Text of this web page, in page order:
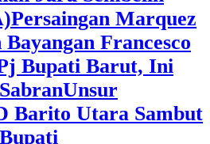
Persaingan Marquez
Francesco
Bupati Barut, Ini
Unsur
Barito Utara Sambut